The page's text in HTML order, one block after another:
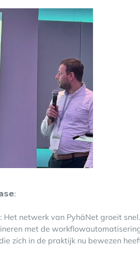
netwerk van PyhäNet groeit
met de
zich in de praktijk nu bewezen